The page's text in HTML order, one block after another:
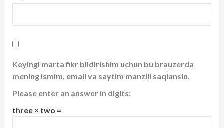
Keyingi marta fikr bildirishim uchun bu brauzerda
mening ismim, email va saytim manzili saqlansin.
Please enter an answer in digits:
three × two =